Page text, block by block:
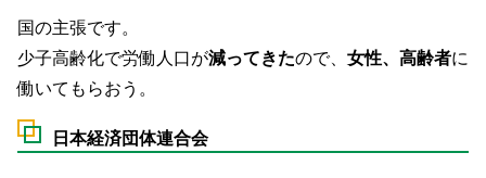
国の主張です。
少子高齢化で労働人口が減ってきたので、 女性、高齢者に
働いてもらおう。
日本経済団体連合会